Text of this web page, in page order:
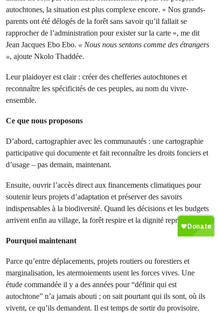
autochtones, la situation est plus complexe encore. « Nos grands-
parents ont été délogés de la forêt sans savoir qu’il fallait se
rapprocher de l’administration pour exister sur la carte », me dit
Jean Jacques Ebo Ebo. « Nous nous sentons comme des étrangers
», ajoute Nkolo Thaddée.
Leur plaidoyer est clair : créer des chefferies autochtones et
reconnaître les spécificités de ces peuples, au nom du vivre-
ensemble.
Ce que nous proposons
D’abord, cartographier avec les communautés : une cartographie
participative qui documente et fait reconnaître les droits fonciers et
d’usage – pas demain, maintenant.
Ensuite, ouvrir l’accès direct aux financements climatiques pour
soutenir leurs projets d’adaptation et préserver des savoirs
indispensables à la biodiversité. Quand les décisions et les budgets
arrivent enfin au village, la forêt respire et la dignité reprend.
Pourquoi maintenant
Parce qu’entre déplacements, projets routiers ou forestiers et
marginalisation, les atermoiements usent les forces vives. Une
étude commandée il y a des années pour “définir qui est
autochtone” n’a jamais abouti ; on sait pourtant qui ils sont, où ils
vivent, ce qu’ils demandent. Il est temps de sortir du provisoire.